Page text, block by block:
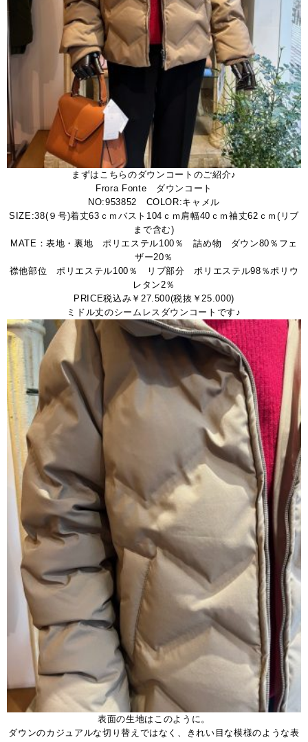
まずはこちらのダウンコートのご紹介♪
Frora Fonte ダウンコート
NO:953852 COLOR:キャメル
SIZE:38(９号)着丈63ｃｍバスト104ｃｍ肩幅40ｃｍ袖丈62ｃｍ(リブ
まで含む)
MATE：表地・裏地 ポリエステル100％ 詰め物 ダウン80％フェ
ザー20％
襟他部位 ポリエステル100％ リブ部分 ポリエステル98％ポリウ
レタン2％
PRICE税込み￥27.500(税抜￥25.000)
ミドル丈のシームレスダウンコートです♪
表面の生地はこのように。
ダウンのカジュアルな切り替えではなく、きれい目な模様のような表